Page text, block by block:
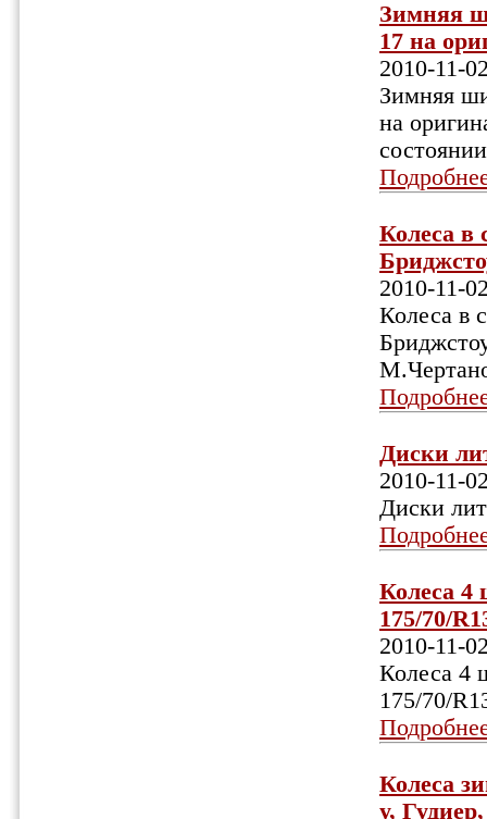
Зимняя
17 на
2010-11-
Зимняя
на
Колеса в
2010-11-
Колеса в
Диски
2010-11-
Диски
Колеса 4
175/70/
2010-11-
Колеса 4
175/70/
Колеса
у,